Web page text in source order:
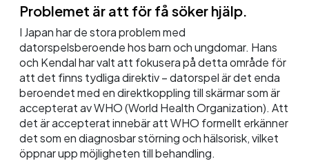
Problemet är att för få söker hjälp.
I Japan har de stora problem med
datorspelsberoende hos barn och ungdomar. Hans
och Kendal har valt att fokusera på detta område för
att det finns tydliga direktiv – datorspel är det enda
beroendet med en direktkoppling till skärmar som är
accepterat av WHO (World Health Organization). Att
det är accepterat innebär att WHO formellt erkänner
det som en diagnosbar störning och hälsorisk, vilket
öppnar upp möjligheten till behandling.